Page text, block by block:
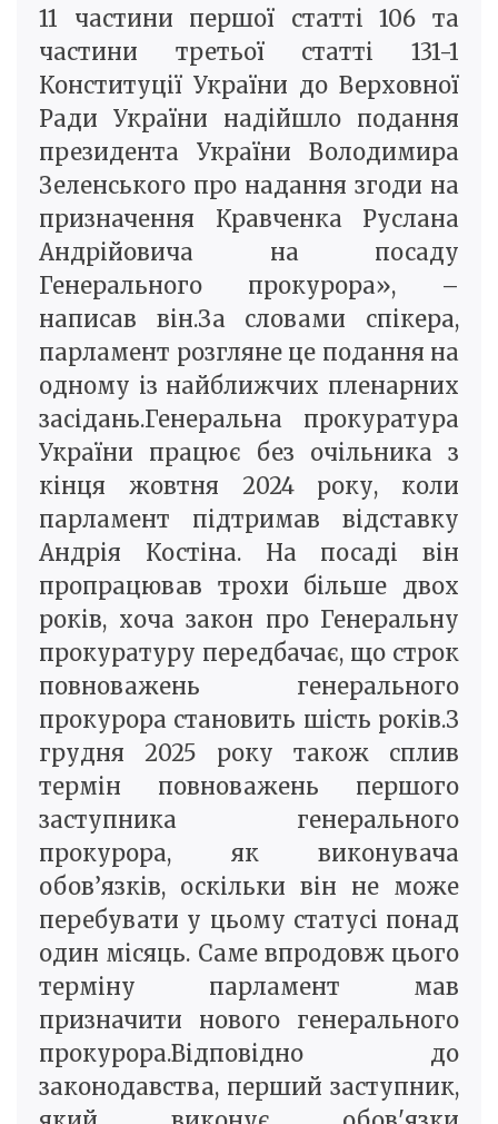
11 частини першої статті 106 та
частини третьої статті 131-1
Конституції України до Верховної
Ради України надійшло подання
президента України Володимира
Зеленського про надання згоди на
призначення Кравченка Руслана
Андрійовича на посаду
Генерального прокурора», –
написав він.За словами спікера,
парламент розгляне це подання на
одному із найближчих пленарних
засідань.Генеральна прокуратура
України працює без очільника з
кінця жовтня 2024 року, коли
парламент підтримав відставку
Андрія Костіна. На посаді він
пропрацював трохи більше двох
років, хоча закон про Генеральну
прокуратуру передбачає, що строк
повноважень генерального
прокурора становить шість років.З
грудня 2025 року також сплив
термін повноважень першого
заступника генерального
прокурора, як виконувача
обов’язків, оскільки він не може
перебувати у цьому статусі понад
один місяць. Саме впродовж цього
терміну парламент мав
призначити нового генерального
прокурора.Відповідно до
законодавства, перший заступник,